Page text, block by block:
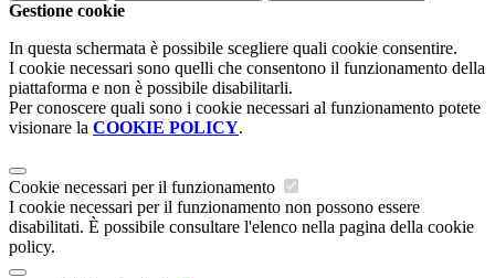
Gestione cookie
In questa schermata è possibile scegliere quali cookie consentire.
I cookie necessari sono quelli che consentono il funzionamento della
piattaforma e non è possibile disabilitarli.
Per conoscere quali sono i cookie necessari al funzionamento potete
visionare la COOKIE POLICY.
Cookie necessari per il funzionamento
I cookie necessari per il funzionamento non possono essere
disabilitati. È possibile consultare l'elenco nella pagina della cookie
policy.